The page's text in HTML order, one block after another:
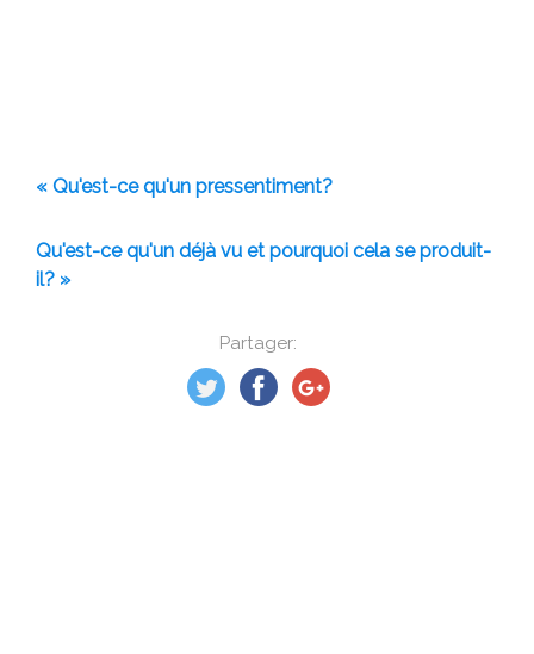
Partager:
« Qu'est-ce qu'un pressentiment?
Qu'est-ce qu'un déjà vu et pourquoi cela se produit-
il? »